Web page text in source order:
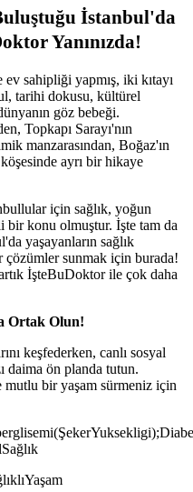
İstanbul'da
Yanınızda!
sahipliği yapmış, iki kıtayı
tarihi dokusu, kültürel
göz bebeği.
Topkapı Sarayı'nın
manzarasından, Boğaz'ın
ayrı bir hikaye
için sağlık, yoğun
bir konu olmuştur. İşte tam da
yaşayanların sağlık
çözümler sunmak için burada!
İşteBuDoktor ile çok daha
Ortak Olun!
keşfederken, canlı sosyal
daima ön planda tutun.
mutlu bir yaşam sürmeniz için